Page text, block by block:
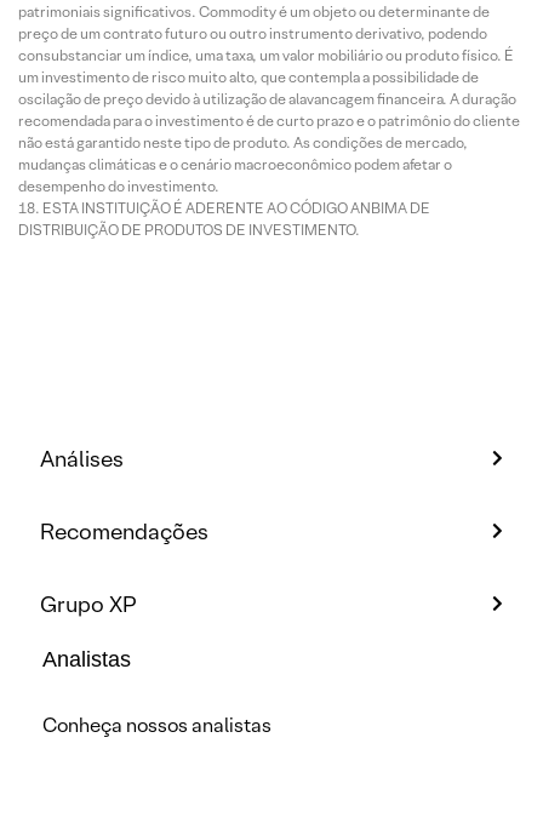
patrimoniais significativos. Commodity é um objeto ou determinante de
preço de um contrato futuro ou outro instrumento derivativo, podendo
consubstanciar um índice, uma taxa, um valor mobiliário ou produto físico. É
um investimento de risco muito alto, que contempla a possibilidade de
oscilação de preço devido à utilização de alavancagem financeira. A duração
recomendada para o investimento é de curto prazo e o patrimônio do cliente
não está garantido neste tipo de produto. As condições de mercado,
mudanças climáticas e o cenário macroeconômico podem afetar o
desempenho do investimento.
ESTA INSTITUIÇÃO É ADERENTE AO CÓDIGO ANBIMA DE
DISTRIBUIÇÃO DE PRODUTOS DE INVESTIMENTO.
Análises
Recomendações
Grupo XP
Analistas
Conheça nossos analistas